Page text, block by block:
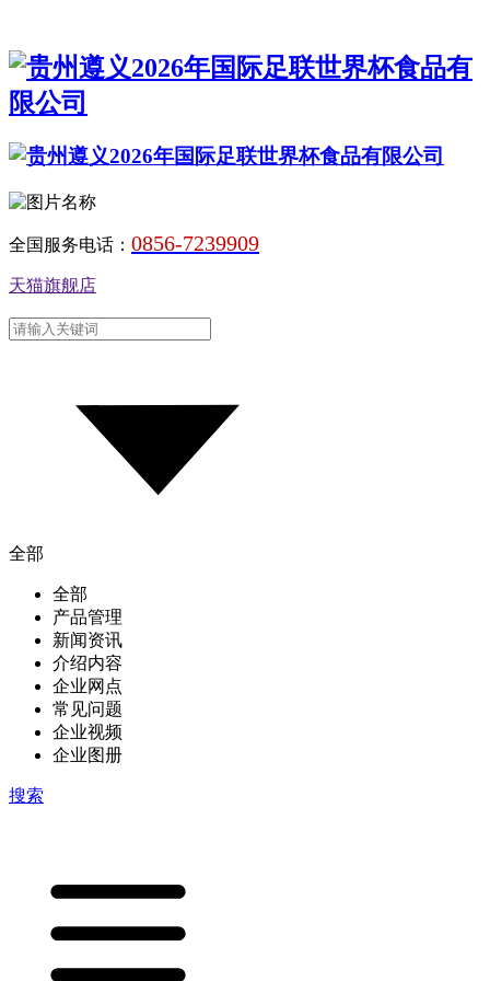
全国服务电话： 0856-7239909
天猫旗舰店
全部
全部
产品管理
新闻资讯
介绍内容
企业网点
常见问题
企业视频
企业图册
搜索